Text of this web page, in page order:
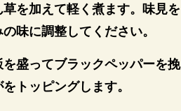
草を加えて軽く煮ます。味見
味に調整してください。
を盛ってブラックペッパーを
トッピングします。